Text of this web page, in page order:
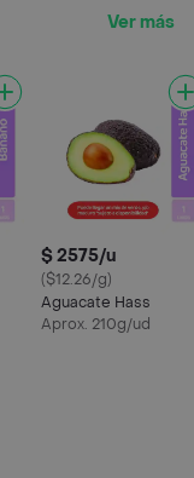
Ver más
$ 2575/u
($12.26/g)
Aguacate Hass
Aprox. 210g/ud